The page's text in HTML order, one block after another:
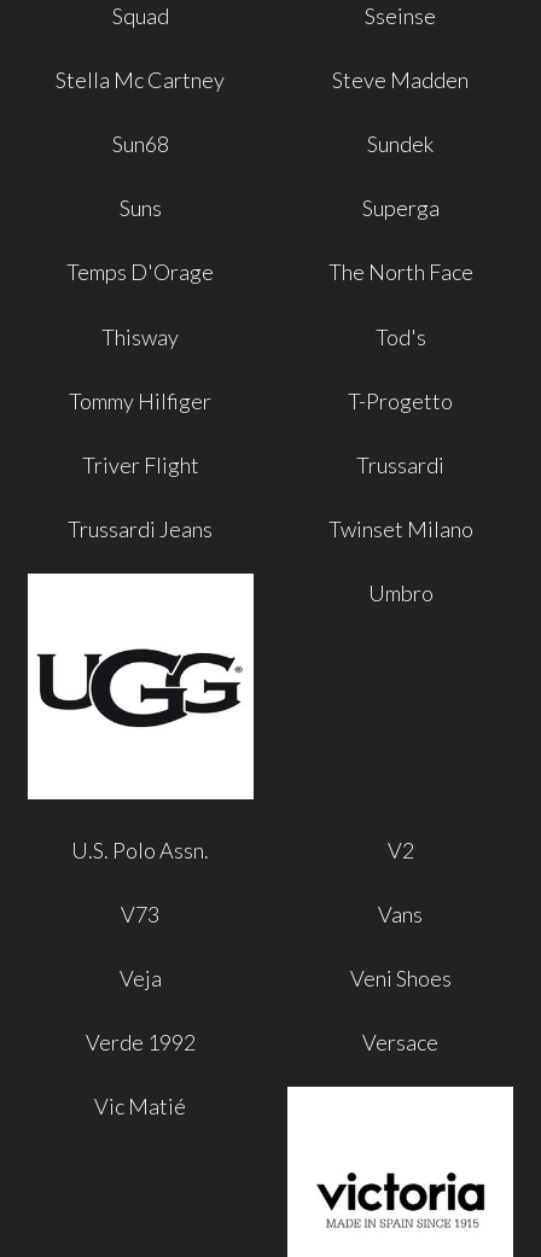
Squad Sseinse
Stella Mc Cartney Steve Madden
Sun68 Sundek
Suns Superga
Temps D'Orage The North Face
Thisway Tod's
Tommy Hilfiger T-Progetto
Triver Flight Trussardi
Trussardi Jeans Twinset Milano
Umbro
U.S. Polo Assn. V2
V73 Vans
Veja Veni Shoes
Verde 1992 Versace
Vic Matié